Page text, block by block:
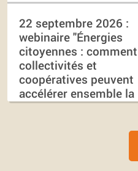
22 septembre 2026 :
webinaire "Énergies
citoyennes : comment
collectivités et
coopératives peuvent
accélérer ensemble la
transition énergétique